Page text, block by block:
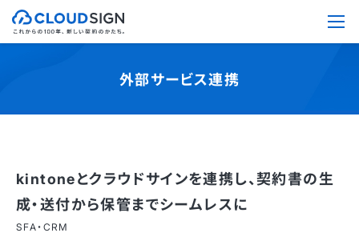
外部サービス連携
kintoneとクラウドサインを連携し、契約書の生
成・送付から保管までシームレスに
SFA・CRM